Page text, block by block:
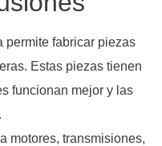
permite fabricar piezas
Estas piezas tienen
funcionan mejor y las
motores, transmisiones,